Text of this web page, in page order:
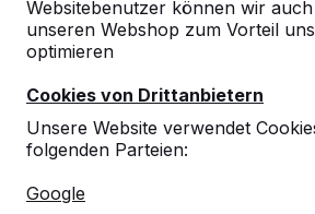
Websitebenutzer können wir
unseren Webshop zum Vorteil
optimieren
Cookies von Drittanbietern
Unsere Website verwendet
folgenden Parteien:
Google
Tischkicker